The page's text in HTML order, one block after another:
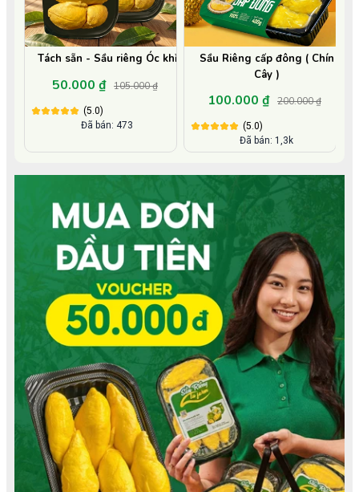
Tách sẵn - Sầu riêng Óc khỉ
50.000 ₫ 105.000 ₫
(5.0)
Đã bán: 473
Sầu Riêng cấp đông ( Chín
Cây )
100.000 ₫ 200.000 ₫
(5.0)
Đã bán: 1,3k